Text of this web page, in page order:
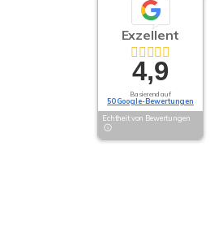
Exzellent
4,9
Basierend auf
50 Google-Bewertungen
Echtheit von Bewertungen